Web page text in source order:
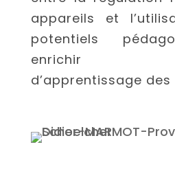
appareils et
potentiels
enrichir
d’apprentissage des